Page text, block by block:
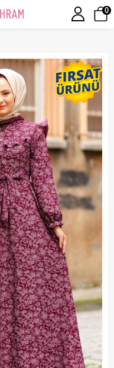
0